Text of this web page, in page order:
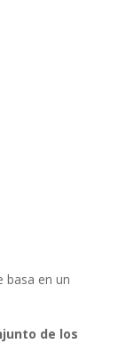
basa en un
de los